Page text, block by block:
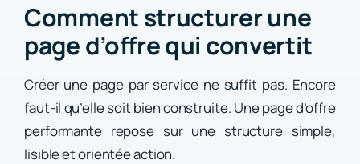
Comment structurer une
page d’offre qui convertit
Créer une page par service ne suffit pas. Encore
faut-il qu’elle soit bien construite. Une page d’offre
performante repose sur une structure simple,
lisible et orientée action.